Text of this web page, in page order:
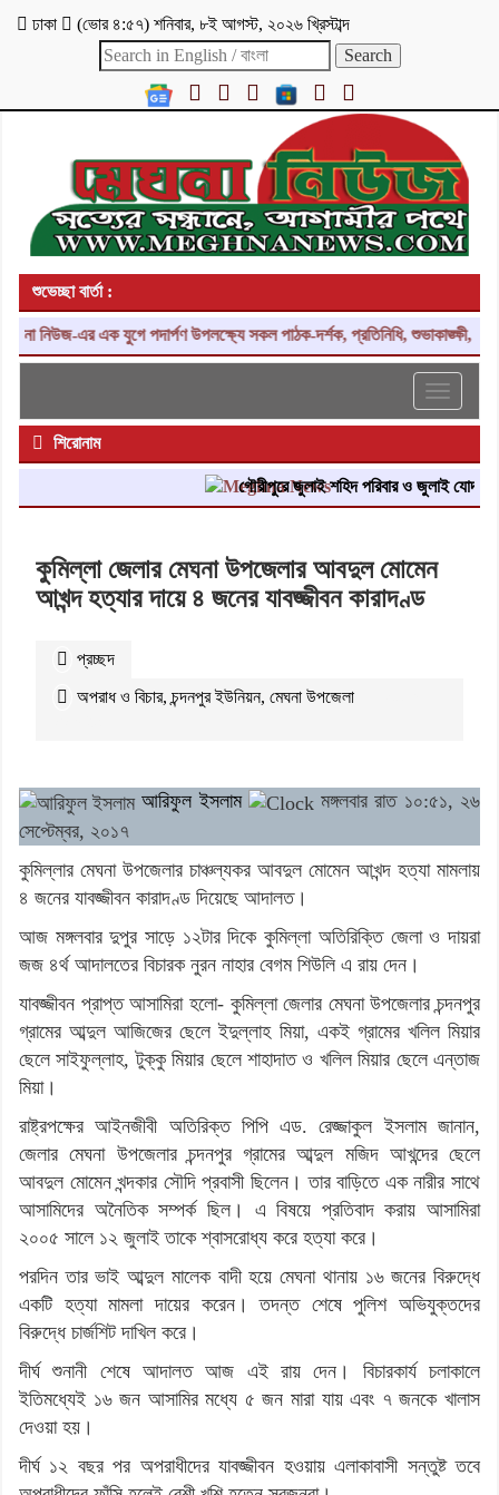
ঢাকা (ভোর ৪:৫৭) শনিবার, ৮ই আগস্ট, ২০২৬ খ্রিস্টাব্দ
শুভেচ্ছা বার্তা :
নিউজ-এর এক যুগে পদার্পণ উপলক্ষ্যে সকল পাঠক-দর্শক, প্রতিনিধি, শুভাকাঙ্ক্ষী,
Toggle
শিরোনাম
গৌরীপুরে জুলাই শহিদ পরিবার ও জুলাই যোদ্ধাদের
কুমিল্লা জেলার মেঘনা উপজেলার আবদুল মোমেন
আখন্দ হত্যার দায়ে ৪ জনের যাবজ্জীবন কারাদণ্ড
প্রচ্ছদ
অপরাধ ও বিচার, চন্দনপুর ইউনিয়ন, মেঘনা উপজেলা
আরিফুল ইসলাম
মঙ্গলবার রাত ১০:৫১, ২৬
সেপ্টেম্বর, ২০১৭
কুমিল্লার মেঘনা উপজেলার চাঞ্চল্যকর আবদুল মোমেন আখন্দ হত্যা মামলায়
৪ জনের যাবজ্জীবন কারাদণ্ড দিয়েছে আদালত।
আজ মঙ্গলবার দুপুর সাড়ে ১২টার দিকে কুমিল্লা অতিরিক্তি জেলা ও দায়রা
জজ ৪র্থ আদালতের বিচারক নুরন নাহার বেগম শিউলি এ রায় দেন।
যাবজ্জীবন প্রাপ্ত আসামিরা হলো- কুমিল্লা জেলার মেঘনা উপজেলার চন্দনপুর
গ্রামের আব্দুল আজিজের ছেলে ইদুল্লাহ মিয়া, একই গ্রামের খলিল মিয়ার
ছেলে সাইফুল্লাহ, টুক্কু মিয়ার ছেলে শাহাদাত ও খলিল মিয়ার ছেলে এন্তাজ
মিয়া।
রাষ্ট্রপক্ষের আইনজীবী অতিরিক্ত পিপি এড. রেজ্জাকুল ইসলাম জানান,
জেলার মেঘনা উপজেলার চন্দনপুর গ্রামের আব্দুল মজিদ আখন্দের ছেলে
আবদুল মোমেন খন্দকার সৌদি প্রবাসী ছিলেন। তার বাড়িতে এক নারীর সাথে
আসামিদের অনৈতিক সম্পর্ক ছিল। এ বিষয়ে প্রতিবাদ করায় আসামিরা
২০০৫ সালে ১২ জুলাই তাকে শ্বাসরোধ্য করে হত্যা করে।
পরদিন তার ভাই আব্দুল মালেক বাদী হয়ে মেঘনা থানায় ১৬ জনের বিরুদ্ধে
একটি হত্যা মামলা দায়ের করেন। তদন্ত শেষে পুলিশ অভিযুক্তদের
বিরুদ্ধে চার্জশিট দাখিল করে।
দীর্ঘ শুনানী শেষে আদালত আজ এই রায় দেন। বিচারকার্য চলাকালে
ইতিমধ্যেই ১৬ জন আসামির মধ্যে ৫ জন মারা যায় এবং ৭ জনকে খালাস
দেওয়া হয়।
দীর্ঘ ১২ বছর পর অপরাধীদের যাবজ্জীবন হওয়ায় এলাকাবাসী সন্তুষ্ট তবে